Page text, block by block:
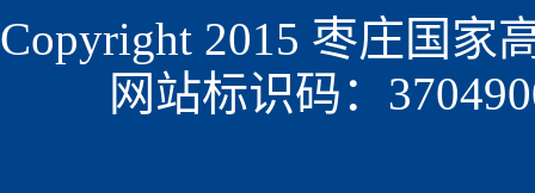
Copyright 2015 枣庄国家
网站标识码：